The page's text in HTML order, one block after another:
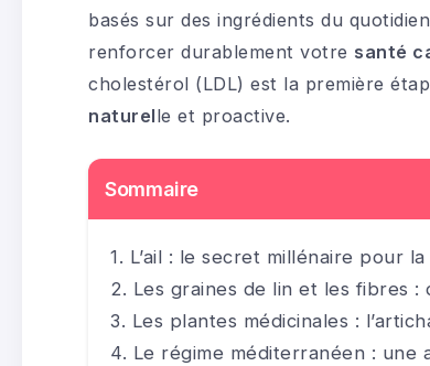
basés sur des ingrédients du
renforcer durablement votre santé
cholestérol (LDL) est la première
naturelle et proactive.
Sommaire
L’ail : le secret millénaire pour
Les graines de lin et les fibres :
Les plantes médicinales :
Le régime méditerranéen : une